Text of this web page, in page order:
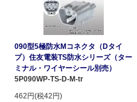
090型5極防水Mコネクタ（Dタイ
プ）住友電装TS防水シリーズ（ター
ミナル・ワイヤーシール別売）
5P090WP-TS-D-M-tr
462円(税42円)